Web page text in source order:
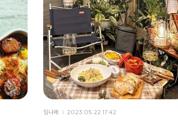
임나래 2023.05.22 17:42